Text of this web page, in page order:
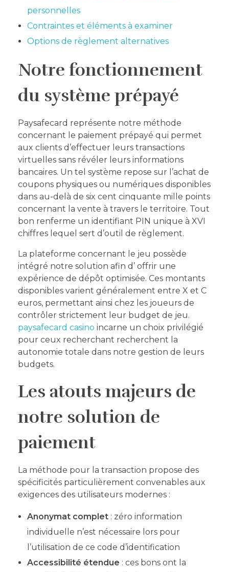
personnelles
Contraintes et éléments à examiner
Options de règlement alternatives
Notre fonctionnement
du système prépayé
Paysafecard représente notre méthode
concernant le paiement prépayé qui permet
aux clients d’effectuer leurs transactions
virtuelles sans révéler leurs informations
bancaires. Un tel système repose sur l’achat de
coupons physiques ou numériques disponibles
dans au-delà de six cent cinquante mille points
concernant la vente à travers le territoire. Tout
bon renferme un identifiant PIN unique à XVI
chiffres lequel sert d’outil de règlement.
La plateforme concernant le jeu possède
intégré notre solution afin d’ offrir une
expérience de dépôt optimisée. Ces montants
disponibles varient généralement entre X et C
euros, permettant ainsi chez les joueurs de
contrôler strictement leur budget de jeu.
paysafecard casino incarne un choix privilégié
pour ceux recherchant recherchent la
autonomie totale dans notre gestion de leurs
budgets.
Les atouts majeurs de
notre solution de
paiement
La méthode pour la transaction propose des
spécificités particulièrement convenables aux
exigences des utilisateurs modernes :
Anonymat complet: zéro information
individuelle n’est nécessaire lors pour
l’utilisation de ce code d’identification
Accessibilité étendue : ces bons ont la